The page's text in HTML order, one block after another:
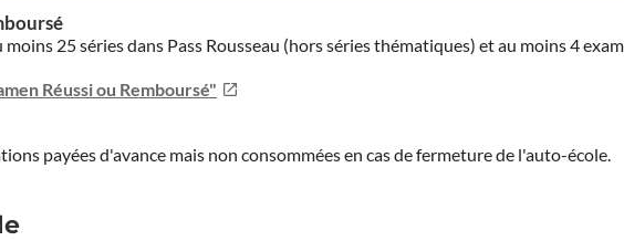
25 séries dans Pass Rousseau (hors séries thématiques) et au moins 4
Réussi ou Remboursé"
payées d'avance mais non consommées en cas de fermeture de l'auto-école.